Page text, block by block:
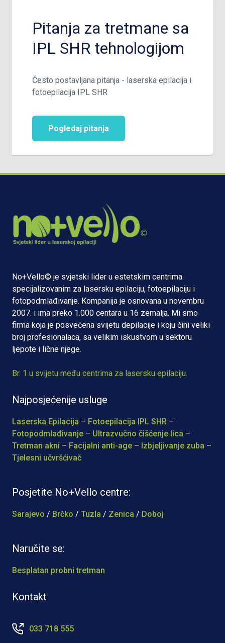
Pitanja za tretmane sa
IPL SHR tehnologijom
Često postavljana pitanja - laserska epilacija i
fotoepilacija IPL SHR
Pogledaj pitanja
No+Vello© je svjetski lider u estetskim centrima
specijalizovanim za lasersku epilaciju, fotoepilaciju i
fotopodmlađivanje. Kompanija je osnovana u novembru
2007. i ima preko 1.000 centara u 16 zemalja. Mi smo
firma koja je posvećena svijetu depilacije i koju čini veliki
broj profesionalaca, sa velikim iskustvom u sektoru
ljepote i lične njege.
Br. 1 u svijetu među centrima za lasersku epilaciju.
Najposjećenije usluge
Laserska Epilacija – Fotoepilacija IPL SHR –
Fotopodmlađivanje – Ultrazvučno čišćenje lica –
Tretman akni – Facijalni anti-age – Izbjeljivanje zuba –
Tjelesni učvršćivač
Posjetite No+Vello centre:
Sarajevo / Brčko / Tuzla / Zenica / Doboj
Naručite se:
Besplatan probni tretman
Kontakt
033 718 555